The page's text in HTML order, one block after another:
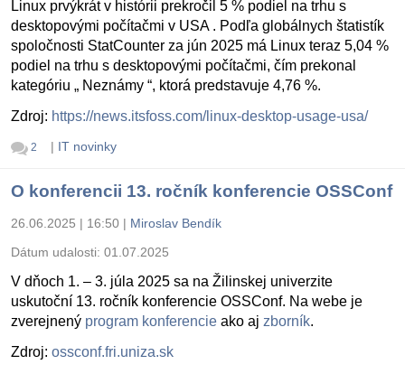
Linux prvýkrát v histórii prekročil 5 % podiel na trhu s
desktopovými počítačmi v USA . Podľa globálnych štatistík
spoločnosti StatCounter za jún 2025 má Linux teraz 5,04 %
podiel na trhu s desktopovými počítačmi, čím prekonal
kategóriu „ Neznámy “, ktorá predstavuje 4,76 %.
Zdroj: https://news.itsfoss.com/linux-desktop-usage-usa/
2 | IT novinky
O konferencii 13. ročník konferencie OSSConf
26.06.2025 | 16:50 | Miroslav Bendík
Dátum udalosti: 01.07.2025
V dňoch 1. – 3. júla 2025 sa na Žilinskej univerzite
uskutoční 13. ročník konferencie OSSConf. Na webe je
zverejnený program konferencie ako aj zborník.
Zdroj: ossconf.fri.uniza.sk